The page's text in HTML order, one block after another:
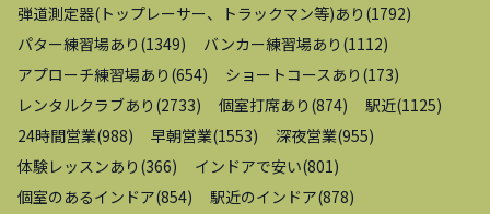
弾道測定器(トップレーサー、トラックマン等)あり (1792)
パター練習場あり (1349) バンカー練習場あり (1112)
アプローチ練習場あり (654) ショートコースあり (173)
レンタルクラブあり (2733) 個室打席あり (874) 駅近(1125)
24時間営業(988) 早朝営業(1553) 深夜営業(955)
体験レッスンあり (366) インドアで安い(801 )
個室のあるインドア(854) 駅近のインドア(878)